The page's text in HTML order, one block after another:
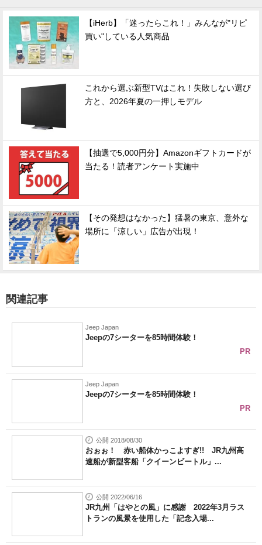
【iHerb】「迷ったらこれ！」みんなが"リピ
買い"している人気商品
これから選ぶ新型TVはこれ！失敗しない選び
方と、2026年夏の一押しモデル
【抽選で5,000円分】Amazonギフトカードが
当たる！読者アンケート実施中
【その発想はなかった】猛暑の東京、意外な
場所に「涼しい」広告が出現！
関連記事
Jeep Japan
Jeepの7シーターを85時間体験！
PR
Jeep Japan
Jeepの7シーターを85時間体験！
PR
公開 2018/08/30
おぉぉ！ 赤い船体かっこよすぎ!! JR九州高
速船が新型客船「クイーンビートル」...
公開 2022/06/16
JR九州「はやとの風」に感謝 2022年3月ラス
トランの風景を使用した「記念入場...